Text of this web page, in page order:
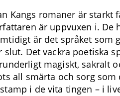
Kangs romaner är starkt
är uppvuxen i. De
är det språket som
slut. Det vackra poetiska
magiskt, sakralt
all smärta och sorg
i de vita tingen – i